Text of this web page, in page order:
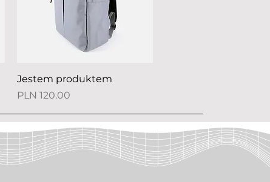
Quick View
Jestem produktem
Price
PLN 120.00